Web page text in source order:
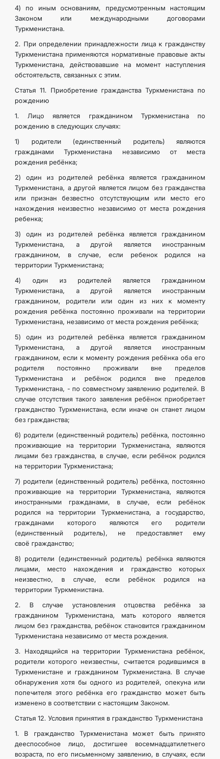
4) по иным основаниям, предусмотренным настоящим
Законом или международными договорами
Туркменистана.
2. При определении принадлежности лица к гражданству
Туркменистана применяются нормативные правовые акты
Туркменистана, действовавшие на момент наступления
обстоятельств, связанных с этим.
Статья 11. Приобретение гражданства Туркменистана по
рождению
1. Лицо является гражданином Туркменистана по
рождению в следующих случаях:
1) родители (единственный родитель) являются
гражданами Туркменистана независимо от места
рождения ребёнка;
2) один из родителей ребёнка является гражданином
Туркменистана, а другой является лицом без гражданства
или признан безвестно отсутствующим или место его
нахождения неизвестно независимо от места рождения
ребенка;
3) один из родителей ребёнка является гражданином
Туркменистана, а другой является иностранным
гражданином, в случае, если ребенок родился на
территории Туркменистана;
4) один из родителей является гражданином
Туркменистана, а другой является иностранным
гражданином, родители или один из них к моменту
рождения ребёнка постоянно проживали на территории
Туркменистана, независимо от места рождения ребёнка;
5) один из родителей ребёнка является гражданином
Туркменистана, а другой является иностранным
гражданином, если к моменту рождения ребёнка оба его
родителя постоянно проживали вне пределов
Туркменистана и ребёнок родился вне пределов
Туркменистана, - по совместному заявлению родителей. В
случае отсутствия такого заявления ребёнок приобретает
гражданство Туркменистана, если иначе он станет лицом
без гражданства;
6) родители (единственный родитель) ребёнка, постоянно
проживающие на территории Туркменистана, являются
лицами без гражданства, в случае, если ребёнок родился
на территории Туркменистана;
7) родители (единственный родитель) ребёнка, постоянно
проживающие на территории Туркменистана, являются
иностранными гражданами, в случае, если ребёнок
родился на территории Туркменистана, а государство,
гражданами которого являются его родители
(единственный родитель), не предоставляет ему
своё гражданство;
8) родители (единственный родитель) ребёнка являются
лицами, место нахождения и гражданство которых
неизвестно, в случае, если ребёнок родился на
территории Туркменистана.
2. В случае установления отцовства ребёнка за
гражданином Туркменистана, мать которого является
лицом без гражданства, ребёнок становится гражданином
Туркменистана независимо от места рождения.
3. Находящийся на территории Туркменистана ребёнок,
родители которого неизвестны, считается родившимся в
Туркменистане и гражданином Туркменистана. В случае
обнаружения хотя бы одного из родителей, опекуна или
попечителя этого ребёнка его гражданство может быть
изменено в соответствии с настоящим Законом.
Статья 12. Условия принятия в гражданство Туркменистана
1. В гражданство Туркменистана может быть принято
дееспособное лицо, достигшее восемнадцатилетнего
возраста, по его письменному заявлению, в случаях, если